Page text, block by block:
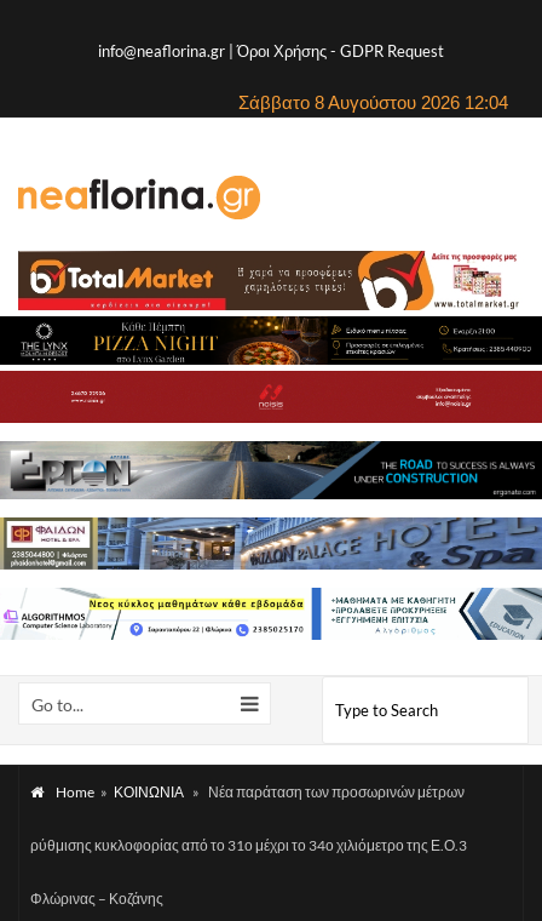
info@neaflorina.gr |Όροι Χρήσης- GDPR Request
Σάββατο 8 Αυγούστου 2026 12:04
Go to...
Home » ΚΟΙΝΩΝΙΑ » Νέα παράταση των προσωρινών μέτρων
ρύθμισης κυκλοφορίας από το 31ο μέχρι το 34ο χιλιόμετρο της Ε.Ο.3
Φλώρινας – Κοζάνης